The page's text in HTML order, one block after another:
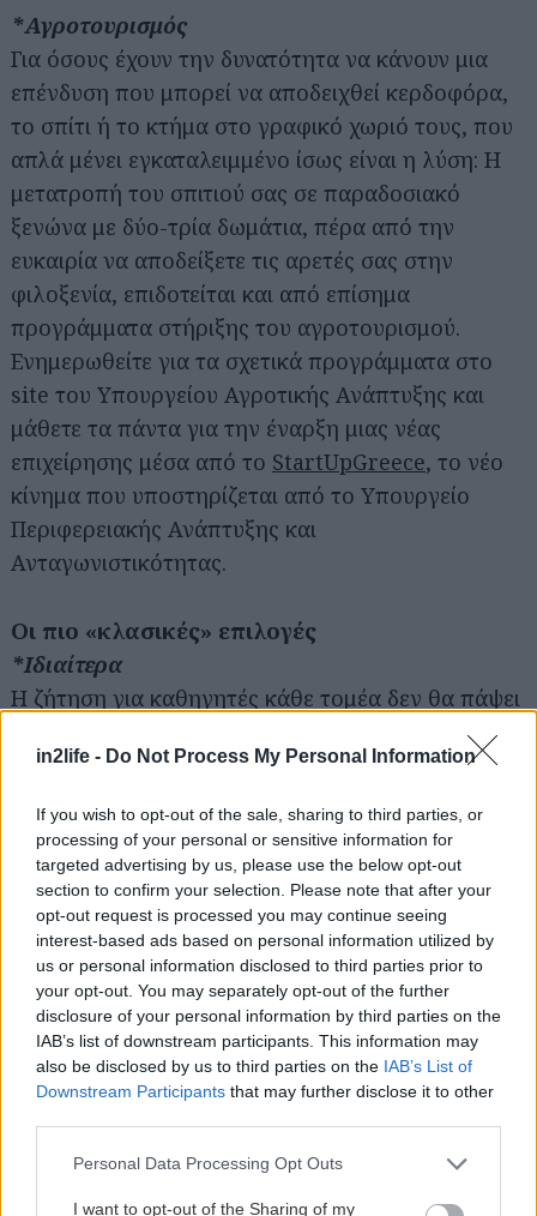
in2life - Do Not Process My Personal Information
If you wish to opt-out of the sale, sharing to third parties, or
processing of your personal or sensitive information for
targeted advertising by us, please use the below opt-out
section to confirm your selection. Please note that after your
opt-out request is processed you may continue seeing
interest-based ads based on personal information utilized by
us or personal information disclosed to third parties prior to
your opt-out. You may separately opt-out of the further
disclosure of your personal information by third parties on the
IAB’s list of downstream participants. This information may
also be disclosed by us to third parties on the IAB’s List of
Downstream Participants that may further disclose it to other
Please note that this website/app uses one or more Google
not limited to your visit or usage behaviour. You may click to
Personal Data Processing Opt Outs
I want to opt-out of the Sharing of my
*Αγροτουρισμός
Για όσους έχουν την δυνατότητα να κάνουν μια
επένδυση που μπορεί να αποδειχθεί κερδοφόρα,
το σπίτι ή το κτήμα στο γραφικό χωριό τους, που
απλά μένει εγκαταλειμμένο ίσως είναι η λύση: Η
μετατροπή του σπιτιού σας σε παραδοσιακό
ξενώνα με δύο-τρία δωμάτια, πέρα από την
ευκαιρία να αποδείξετε τις αρετές σας στην
φιλοξενία, επιδοτείται και από επίσημα
προγράμματα στήριξης του αγροτουρισμού.
Ενημερωθείτε για τα σχετικά προγράμματα στο
site του Υπουργείου Αγροτικής Ανάπτυξης και
μάθετε τα πάντα για την έναρξη μιας νέας
επιχείρησης μέσα από το StartUpGreece, το νέο
κίνημα που υποστηρίζεται από το Υπουργείο
Περιφερειακής Ανάπτυξης και
Ανταγωνιστικότητας.
Οι πιο «κλασικές» επιλογές
*Ιδιαίτερα
Η ζήτηση για καθηγητές κάθε τομέα δεν θα πάψει
ποτέ να υπάρχει, ιδιαίτερα τώρα που τα εφόδια τα
οποία πρέπει να έχει ένας νέος στο βιογραφικό
εκπαιδευτικός, αν έχετε πτυχίο και γνώσεις ξένων
γλωσσών που σας επιτρέπουν να διδάξετε ή
διαθέτετε όποια άλλη γνώση που μπορεί να…
μεταλαμπαδευθεί, τα ιδιαίτερα μαθήματα είναι μια
από τις πιο απλές και κλασικές λύσεις για να
υποστηρίξετε το εισόδημά σας.
*Ασφαλίσεις
Σε μια ηλικία που οι γνωριμίες σας σχηματίζουν
έναν αρκετά μεγάλο κύκλο, η ιδιότητα του
ασφαλιστή, παρ’ ότι παρεξηγημένη, είναι πάντα
χρήσιμη για τους «υποψήφιους πελάτες» σας και
Αναζήτηση
για...